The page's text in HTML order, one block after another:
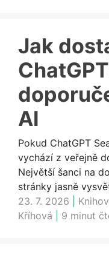
Jak
AI
Pokud ChatGPT
vychází z veřejně
Největší šanci na
stránky jasně
23. 7. 2026
Kříhová
9 minut